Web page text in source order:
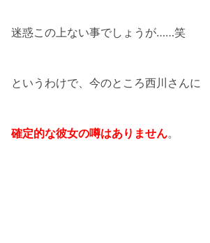
迷惑この上ない事でしょうが……笑
というわけで、今のところ西川さんに
確定的な彼女の噂はありません。